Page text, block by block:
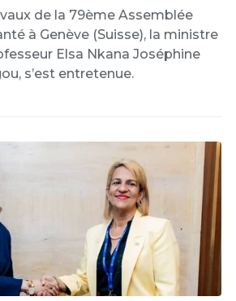
de la 79ème Assemblée
à Genève (Suisse), la ministre
Elsa Nkana Joséphine
s’est entretenue.